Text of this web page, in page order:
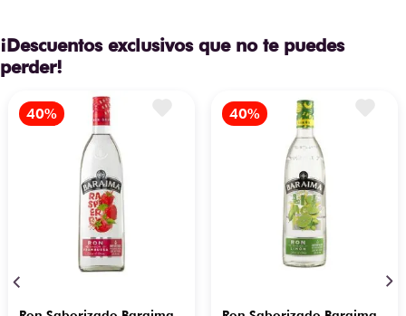
¡Descuentos exclusivos que no te puedes
perder!